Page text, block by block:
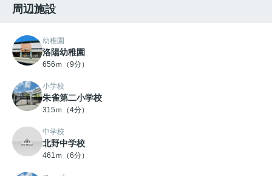
周辺施設
幼稚園
洛陽幼稚園
656ｍ（9分）
小学校
朱雀第二小学校
315ｍ（4分）
中学校
北野中学校
461ｍ（6分）